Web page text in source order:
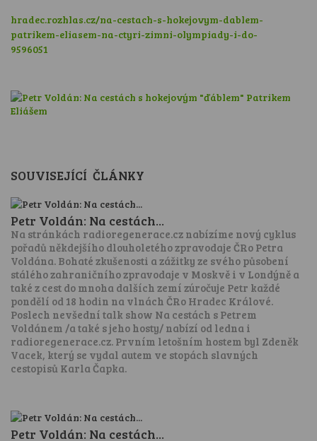
hradec.rozhlas.cz/na-cestach-s-hokejovym-dablem-
patrikem-eliasem-na-ctyri-zimni-olympiady-i-do-
9596051
SOUVISEJÍCÍ ČLÁNKY
Petr Voldán: Na cestách...
Na stránkách radioregenerace.cz nabízíme nový cyklus
pořadů někdejšího dlouholetého zpravodaje ČRo Petra
Voldána. Bohaté zkušenosti a zážitky ze svého působení
stálého zahraničního zpravodaje v Moskvě i v Londýně a
také z cest do mnoha dalších zemí zúročuje Petr každé
pondělí od 18 hodin na vlnách ČRo Hradec Králové.
Poslech nevšední talk show Na cestách s Petrem
Voldánem /a také s jeho hosty/ nabízí od ledna i
radioregenerace.cz. Prvním letošním hostem byl Zdeněk
Vacek, který se vydal autem ve stopách slavných
cestopisů Karla Čapka.
Petr Voldán: Na cestách...